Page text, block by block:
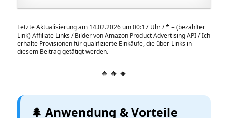
Letzte Aktualisierung am 14.02.2026 um 00:17 Uhr /* = (bezahlter
Link) Affiliate Links / Bilder von Amazon Product Advertising API / Ich
erhalte Provisionen für qualifizierte Einkäufe, die über Links in
diesem Beitrag getätigt werden.
🔸🔸🔸
🌲 Anwendung & Vorteile